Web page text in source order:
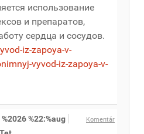
использование
и препаратов,
сердца и сосудов.
iz-zapoya-v-
vyvod-iz-zapoya-v-
Komentár
%2026 %22:%aug